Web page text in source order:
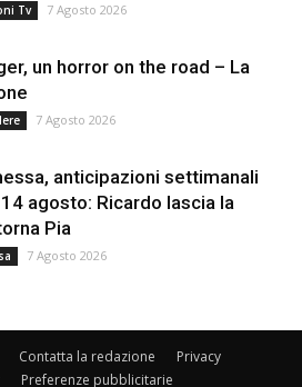
Tv 7 Agosto 2026
un horror on the road – La
7 Agosto 2026
anticipazioni settimanali
14 agosto: Ricardo lascia la
Pia
7 Agosto 2026
Contatta la redazione
Privacy
Preferenze pubblicitarie